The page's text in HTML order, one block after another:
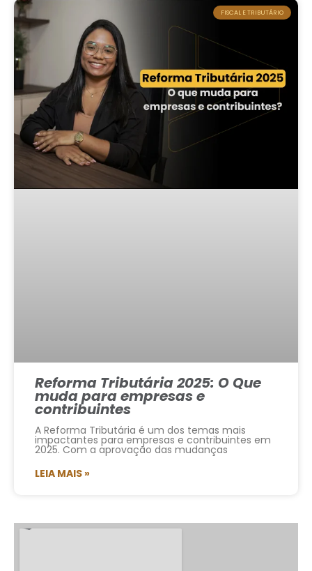
FISCAL E TRIBUTÁRIO
Reforma Tributária 2025: O Que
muda para empresas e
contribuintes
A Reforma Tributária é um dos temas mais
impactantes para empresas e contribuintes em
2025. Com a aprovação das mudanças
LEIA MAIS »